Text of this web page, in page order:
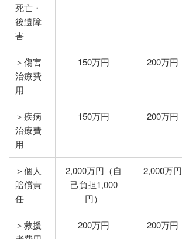
死亡・
後遺障
害
＞傷害
治療費
用
150万円 200万円
＞疾病
治療費
用
150万円 200万円
＞個人
賠償責
任
2,000万円（自
己負担1,000
円）
2,000万円
＞救援
200万円 200万円